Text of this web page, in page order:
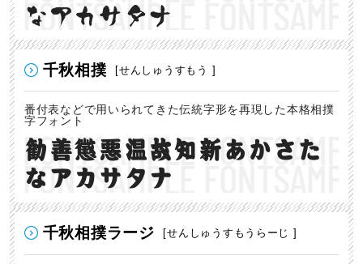
なアカサタナ
千秋相撲 [せんしゅうすもう ]
番付表などで用いられてきた伝統字形を再現した本格相撲
字フォント
勧善懲悪温故知新あかさた
なアカサタナ
千秋相撲ラージ [せんしゅうすもうらーじ ]